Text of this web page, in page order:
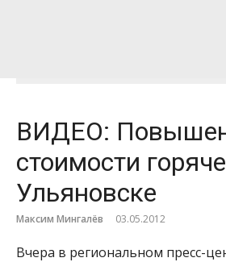
ВИДЕО:
стоимости
Ульяновске
Максим Мингалёв 03.05.2012
Вчера в региональном пресс-